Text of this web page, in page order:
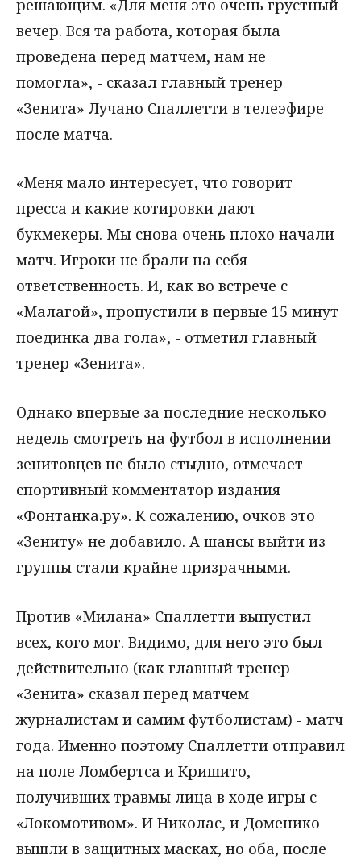
решающим. «Для меня это очень грустный
вечер. Вся та работа, которая была
проведена перед матчем, нам не
помогла», - сказал главный тренер
«Зенита» Лучано Спаллетти в телеэфире
после матча.
«Меня мало интересует, что говорит
пресса и какие котировки дают
букмекеры. Мы снова очень плохо начали
матч. Игроки не брали на себя
ответственность. И, как во встрече с
«Малагой», пропустили в первые 15 минут
поединка два гола», - отметил главный
тренер «Зенита».
Однако впервые за последние несколько
недель смотреть на футбол в исполнении
зенитовцев не было стыдно, отмечает
спортивный комментатор издания
«Фонтанка.ру». К сожалению, очков это
«Зениту» не добавило. А шансы выйти из
группы стали крайне призрачными.
Против «Милана» Спаллетти выпустил
всех, кого мог. Видимо, для него это был
действительно (как главный тренер
«Зенита» сказал перед матчем
журналистам и самим футболистам) - матч
года. Именно поэтому Спаллетти отправил
на поле Ломбертса и Кришито,
получивших травмы лица в ходе игры с
«Локомотивом». И Николас, и Доменико
вышли в защитных масках, но оба, после